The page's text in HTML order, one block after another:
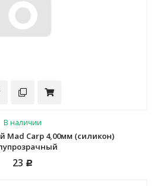
В наличии
Mad Carp 4,00мм (силикон)
23 Р